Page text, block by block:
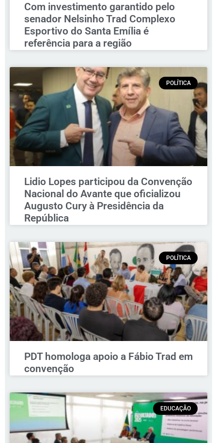
Com investimento garantido pelo
senador Nelsinho Trad Complexo
Esportivo do Santa Emília é
referência para a região
POLÍTICA
Lidio Lopes participou da Convenção
Nacional do Avante que oficializou
Augusto Cury à Presidência da
República
POLÍTICA
PDT homologa apoio a Fábio Trad em
convenção
EDUCAÇÃO